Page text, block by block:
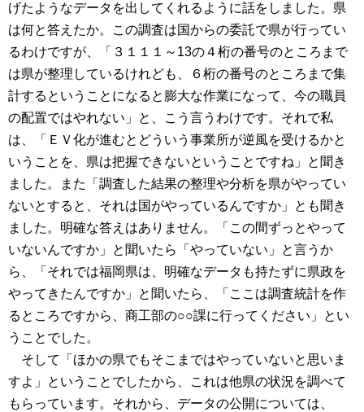
げたようなデータを出してくれるように話をしました。県
は何と答えたか。この調査は国からの委託で県が行ってい
るわけですが、「３１１１～13の４桁の番号のところまで
は県が整理しているけれども、６桁の番号のところまで集
計するということになると膨大な作業になって、今の職員
の配置ではやれない」と、こう言うわけです。それで私
は、「ＥＶ化が進むとどういう事業所が逆風を受けるかと
いうことを、県は把握できないということですね」と聞き
ました。また「調査した結果の整理や分析を県がやってい
ないとすると、それは国がやっているんですか」とも聞き
ました。明確な答えはありません。「この間ずっとやって
いないんですか」と聞いたら「やっていない」と言うか
ら、「それでは福岡県は、明確なデータも持たずに県政を
やってきたんですか」と聞いたら、「ここは調査統計を作
るところですから、商工部の○○課に行ってください」とい
うことでした。
そして「ほかの県でもそこまではやっていないと思いま
すよ」ということでしたから、これは他県の状況を調べて
もらっています。それから、データの公開については、